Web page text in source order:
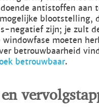
antistoffen aan
blootstelling,
negatief zijn; je zult
windowfase moeten
betrouwbaarheid
betrouwbaar.